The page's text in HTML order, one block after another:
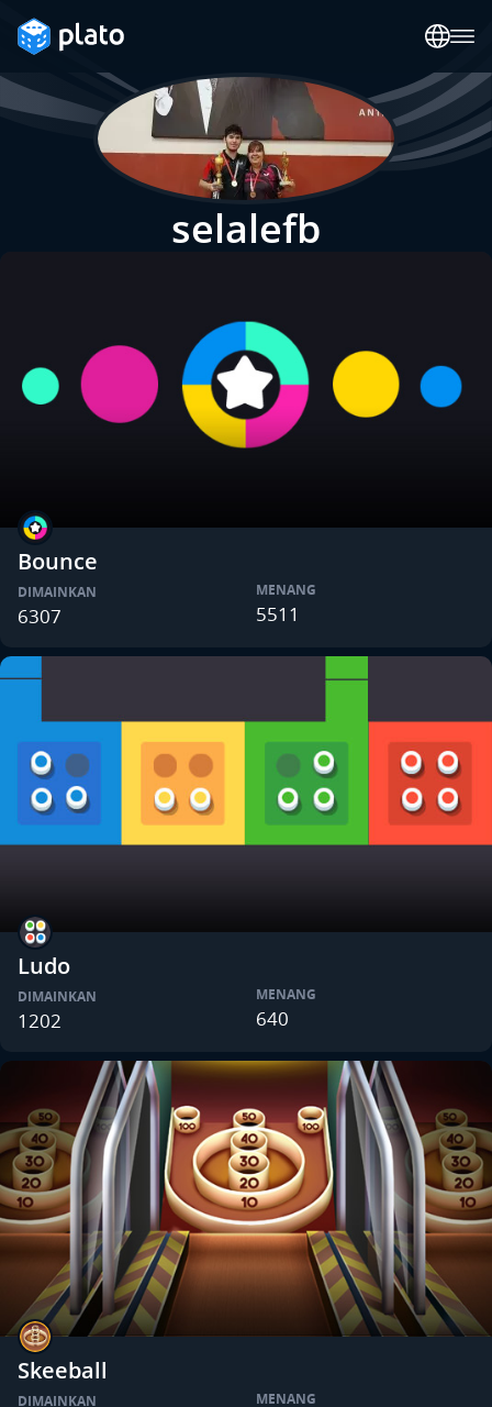
selalefb
Bounce
DIMAINKAN
6307
MENANG
5511
Ludo
DIMAINKAN
1202
MENANG
640
Skeeball
DIMAINKAN MENANG